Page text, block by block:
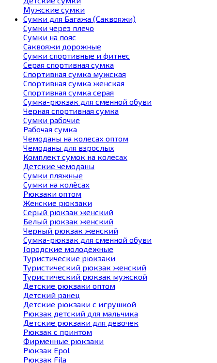
Мужские сумки
Сумки для Багажа (Саквояжи)
Сумки через плечо
Сумки на пояс
Саквояжи дорожные
Сумки спортивные и фитнес
Серая спортивная сумка
Спортивная сумка мужская
Спортивная сумка женская
Спортивная сумка серая
Сумка-рюкзак для сменной обуви
Черная спортивная сумка
Сумки рабочие
Рабочая сумка
Чемоданы на колесах оптом
Чемоданы для взрослых
Комплект сумок на колесах
Детские чемоданы
Сумки пляжные
Сумки на колёсах
Рюкзаки оптом
Женские рюкзаки
Серый рюкзак женский
Белый рюкзак женский
Черный рюкзак женский
Сумка-рюкзак для сменной обуви
Городские молодёжные
Туристические рюкзаки
Туристический рюкзак женский
Туристический рюкзак мужской
Детские рюкзаки оптом
Детский ранец
Детские рюкзаки с игрушкой
Рюкзак детский для мальчика
Детские рюкзаки для девочек
Рюкзак с принтом
Фирменные рюкзаки
Рюкзак Epol
Рюкзак Fila